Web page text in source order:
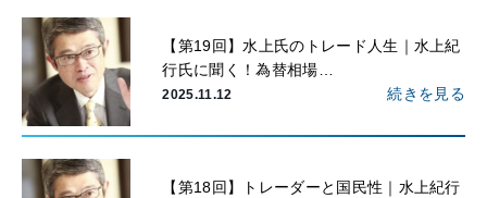
【第19回】水上氏のトレード人生｜水上紀
行氏に聞く！為替相場…
2025.11.12 続きを見る
【第18回】トレーダーと国民性｜水上紀行